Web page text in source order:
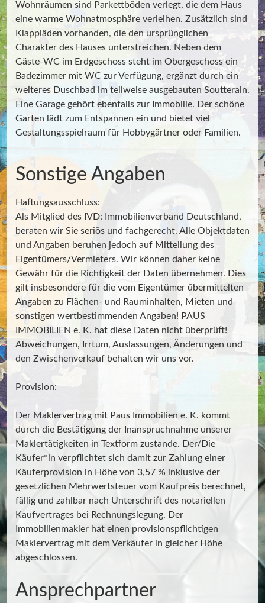
Wohnräumen sind Parkettböden verlegt, die dem Haus
eine warme Wohnatmosphäre verleihen. Zusätzlich sind
Klappläden vorhanden, die den ursprünglichen
Charakter des Hauses unterstreichen. Neben dem
Gäste-WC im Erdgeschoss steht im Obergeschoss ein
Badezimmer mit WC zur Verfügung, ergänzt durch ein
weiteres Duschbad im teilweise ausgebauten Soutterain.
Eine Garage gehört ebenfalls zur Immobilie. Der schöne
Garten lädt zum Entspannen ein und bietet viel
Gestaltungsspielraum für Hobbygärtner oder Familien.
Sonstige Angaben
Haftungsausschluss:
Als Mitglied des IVD: Immobilienverband Deutschland,
beraten wir Sie seriös und fachgerecht. Alle Objektdaten
und Angaben beruhen jedoch auf Mitteilung des
Eigentümers/Vermieters. Wir können daher keine
Gewähr für die Richtigkeit der Daten übernehmen. Dies
gilt insbesondere für die vom Eigentümer übermittelten
Angaben zu Flächen- und Rauminhalten, Mieten und
sonstigen wertbestimmenden Angaben! PAUS
IMMOBILIEN e. K. hat diese Daten nicht überprüft!
Abweichungen, Irrtum, Auslassungen, Änderungen und
den Zwischenverkauf behalten wir uns vor.
Provision:
Der Maklervertrag mit Paus Immobilien e. K. kommt
durch die Bestätigung der Inanspruchnahme unserer
Maklertätigkeiten in Textform zustande. Der/Die
Käufer*in verpflichtet sich damit zur Zahlung einer
Käuferprovision in Höhe von 3,57 % inklusive der
gesetzlichen Mehrwertsteuer vom Kaufpreis berechnet,
fällig und zahlbar nach Unterschrift des notariellen
Kaufvertrages bei Rechnungslegung. Der
Immobilienmakler hat einen provisionspflichtigen
Maklervertrag mit dem Verkäufer in gleicher Höhe
abgeschlossen.
Ansprechpartner